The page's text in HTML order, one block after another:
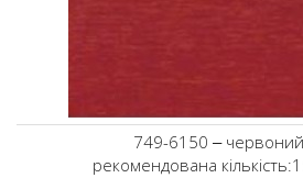
749-6150 ‒
рекомендована